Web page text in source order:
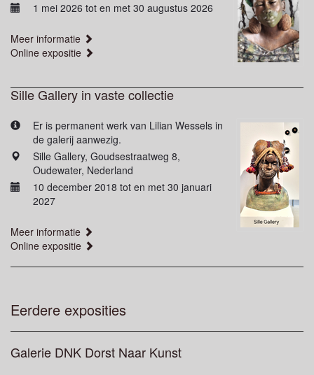
1 mei 2026 tot en met 30 augustus 2026
Meer informatie
Online expositie
Sille Gallery in vaste collectie
Er is permanent werk van Lilian Wessels in
de galerij aanwezig.
Sille Gallery, Goudsestraatweg 8,
Oudewater, Nederland
10 december 2018 tot en met 30 januari
2027
Meer informatie
Online expositie
Eerdere exposities
Galerie DNK Dorst Naar Kunst